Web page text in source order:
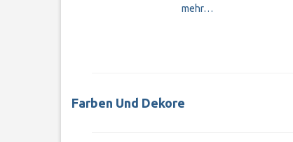
mehr…
Farben Und Dekore